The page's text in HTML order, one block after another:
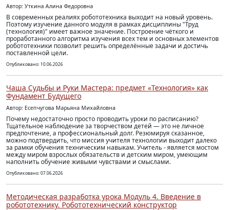
Автор: Уткина Алина Федоровна
В современных реалиях робототехника выходит на новый уровень.
Поэтому изучение данного модуля в рамках дисциплины "Труд
(технология)" имеет важное значение. Построение чёткого и
проработанного алгоритма изучения всех тем и основных элементов
робототехники позволит решить определённые задачи и достичь
поставленной цели.
Опубликовано: 10.06.2026
Чаша Судьбы и Руки Мастера: предмет «Технология» как
Фундамент Будущего
Автор: Есепчугова Марьяна Михайловна
Почему недостаточно просто проводить уроки по расписанию?
Тщательное наблюдение за творчеством детей — это не личное
предпочтение, а профессиональный долг. Резюмируя сказанное,
можно подтвердить, что миссия учителя технологии выходит далеко
за рамки обучения техническим навыкам. Учитель - является мостом
между миром взрослых обязательств и детским миром, умеющим
наполнить обучение живыми чувствами и смыслами.
Опубликовано: 07.06.2026
Методическая разработка урока Модуль 4. Введение в
робототехнику. Робототехнический конструктор